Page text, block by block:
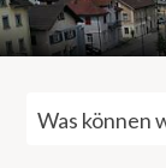
Suchbegriff